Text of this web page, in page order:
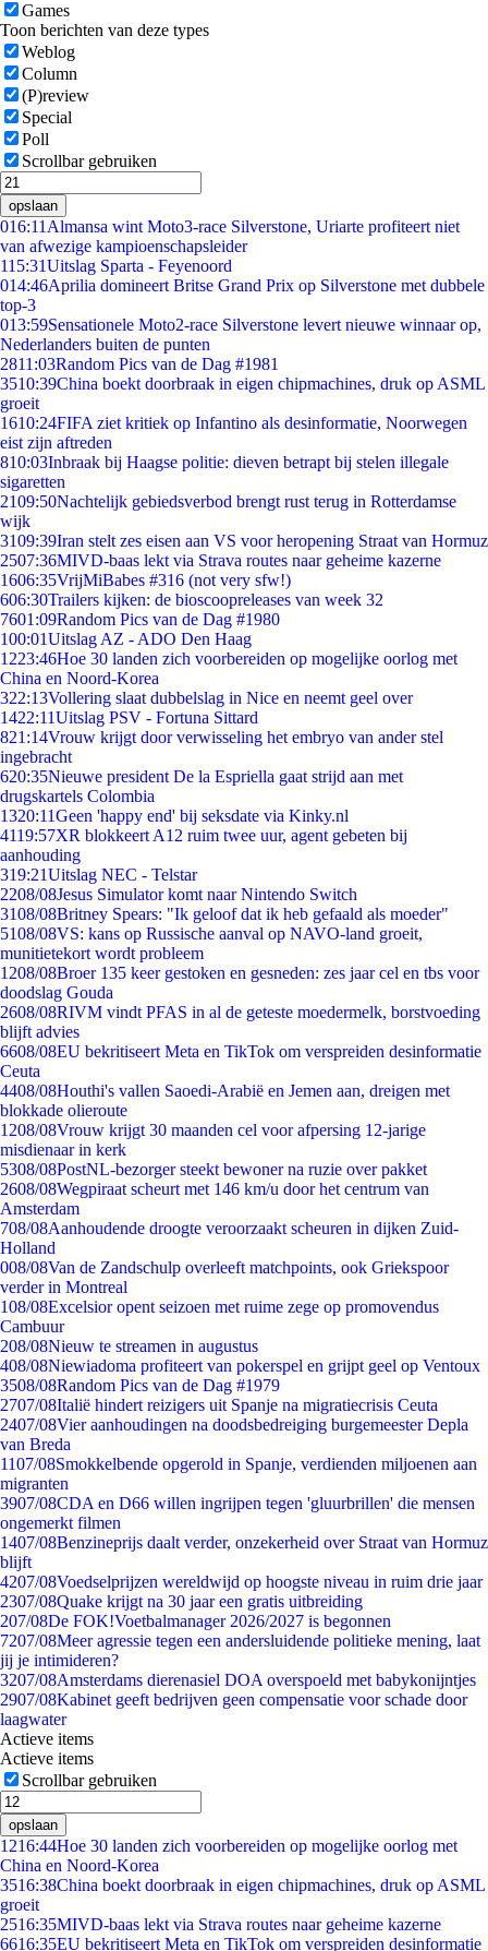
Games
Toon berichten van deze types
Weblog
Column
(P)review
Special
Poll
Scrollbar gebruiken
opslaan
016:11 Almansa wint Moto3-race Silverstone, Uriarte profiteert niet
van afwezige kampioenschapsleider
115:31Uitslag Sparta - Feyenoord
014:46Aprilia domineert Britse Grand Prix op Silverstone met dubbele
top-3
013:59Sensationele Moto2-race Silverstone levert nieuwe winnaar op,
Nederlanders buiten de punten
2811:03Random Pics van de Dag #1981
3510:39China boekt doorbraak in eigen chipmachines, druk op ASML
groeit
1610:24FIFA ziet kritiek op Infantino als desinformatie, Noorwegen
eist zijn aftreden
810:03Inbraak bij Haagse politie: dieven betrapt bij stelen illegale
sigaretten
2109:50Nachtelijk gebiedsverbod brengt rust terug in Rotterdamse
wijk
3109:39Iran stelt zes eisen aan VS voor heropening Straat van Hormuz
2507:36MIVD-baas lekt via Strava routes naar geheime kazerne
1606:35VrijMiBabes #316 (not very sfw!)
606:30Trailers kijken: de bioscoopreleases van week 32
7601:09Random Pics van de Dag #1980
100:01Uitslag AZ - ADO Den Haag
1223:46Hoe 30 landen zich voorbereiden op mogelijke oorlog met
China en Noord-Korea
322:13Vollering slaat dubbelslag in Nice en neemt geel over
1422:11Uitslag PSV - Fortuna Sittard
821:14Vrouw krijgt door verwisseling het embryo van ander stel
ingebracht
620:35Nieuwe president De la Espriella gaat strijd aan met
drugskartels Colombia
1320:11Geen 'happy end' bij seksdate via Kinky.nl
4119:57XR blokkeert A12 ruim twee uur, agent gebeten bij
aanhouding
319:21Uitslag NEC - Telstar
2208/08Jesus Simulator komt naar Nintendo Switch
3108/08Britney Spears: "Ik geloof dat ik heb gefaald als moeder"
5108/08VS: kans op Russische aanval op NAVO-land groeit,
munitietekort wordt probleem
1208/08Broer 135 keer gestoken en gesneden: zes jaar cel en tbs voor
doodslag Gouda
2608/08RIVM vindt PFAS in al de geteste moedermelk, borstvoeding
blijft advies
6608/08EU bekritiseert Meta en TikTok om verspreiden desinformatie
Ceuta
4408/08Houthi's vallen Saoedi-Arabië en Jemen aan, dreigen met
blokkade olieroute
1208/08Vrouw krijgt 30 maanden cel voor afpersing 12-jarige
misdienaar in kerk
5308/08PostNL-bezorger steekt bewoner na ruzie over pakket
2608/08Wegpiraat scheurt met 146 km/u door het centrum van
Amsterdam
708/08Aanhoudende droogte veroorzaakt scheuren in dijken Zuid-
Holland
008/08Van de Zandschulp overleeft matchpoints, ook Griekspoor
verder in Montreal
108/08Excelsior opent seizoen met ruime zege op promovendus
Cambuur
208/08Nieuw te streamen in augustus
408/08Niewiadoma profiteert van pokerspel en grijpt geel op Ventoux
3508/08Random Pics van de Dag #1979
2707/08Italië hindert reizigers uit Spanje na migratiecrisis Ceuta
2407/08Vier aanhoudingen na doodsbedreiging burgemeester Depla
van Breda
1107/08Smokkelbende opgerold in Spanje, verdienden miljoenen aan
migranten
3907/08CDA en D66 willen ingrijpen tegen 'gluurbrillen' die mensen
ongemerkt filmen
1407/08Benzineprijs daalt verder, onzekerheid over Straat van Hormuz
blijft
4207/08Voedselprijzen wereldwijd op hoogste niveau in ruim drie jaar
2307/08Quake krijgt na 30 jaar een gratis uitbreiding
207/08De FOK!Voetbalmanager 2026/2027 is begonnen
7207/08Meer agressie tegen een andersluidende politieke mening, laat
jij je intimideren?
3207/08Amsterdams dierenasiel DOA overspoeld met babykonijntjes
2907/08Kabinet geeft bedrijven geen compensatie voor schade door
laagwater
Actieve items
Actieve items
Scrollbar gebruiken
opslaan
1216:44Hoe 30 landen zich voorbereiden op mogelijke oorlog met
China en Noord-Korea
3516:38China boekt doorbraak in eigen chipmachines, druk op ASML
groeit
2516:35MIVD-baas lekt via Strava routes naar geheime kazerne
6616:35EU bekritiseert Meta en TikTok om verspreiden desinformatie